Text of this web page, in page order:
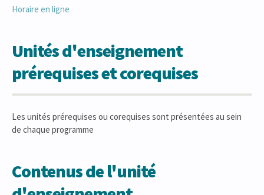
Horaire en ligne
Unités d'enseignement
prérequises et corequises
Les unités prérequises ou corequises sont présentées au sein
de chaque programme
Contenus de l'unité